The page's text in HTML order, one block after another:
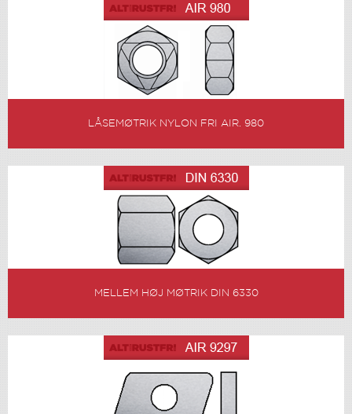
LÅSEMØTRIK NYLON FRI AIR. 980
MELLEM HØJ MØTRIK DIN 6330